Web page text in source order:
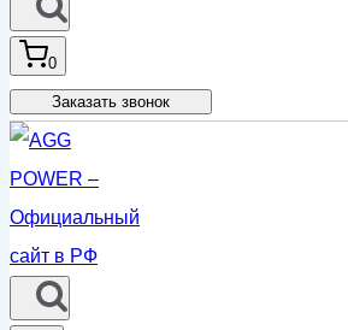
0
Заказать звонок